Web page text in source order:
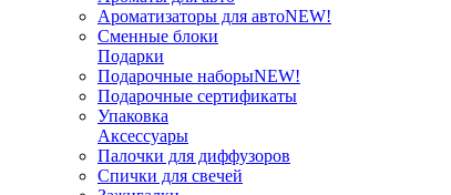
Ароматизаторы для автоNEW!
Сменные блоки
Подарки
Подарочные наборыNEW!
Подарочные сертификаты
Упаковка
Аксессуары
Палочки для диффузоров
Спички для свечей